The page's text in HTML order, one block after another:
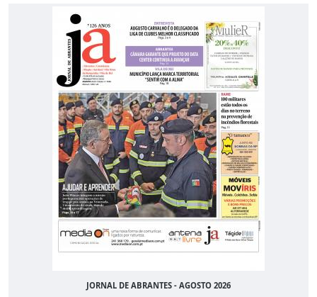
JORNAL DE ABRANTES - AGOSTO 2026